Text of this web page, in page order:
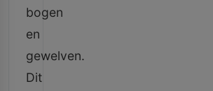
bogen
en
gewelven.
Dit